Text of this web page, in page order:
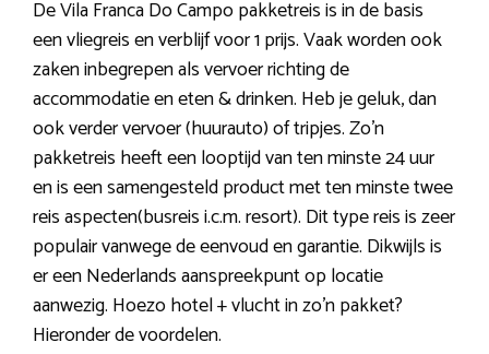
De Vila Franca Do Campo pakketreis is in de basis
een vliegreis en verblijf voor 1 prijs. Vaak worden ook
zaken inbegrepen als vervoer richting de
accommodatie en eten & drinken. Heb je geluk, dan
ook verder vervoer (huurauto) of tripjes. Zo’n
pakketreis heeft een looptijd van ten minste 24 uur
en is een samengesteld product met ten minste twee
reis aspecten(busreis i.c.m. resort). Dit type reis is zeer
populair vanwege de eenvoud en garantie. Dikwijls is
er een Nederlands aanspreekpunt op locatie
aanwezig. Hoezo hotel + vlucht in zo’n pakket?
Hieronder de voordelen.